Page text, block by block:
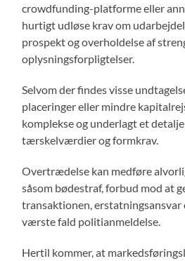
crowdfunding-platforme eller
hurtigt udløse krav om
prospekt og overholdelse af
oplysningsforpligtelser.
Selvom der findes visse
placeringer eller mindre
komplekse og underlagt et
tærskelværdier og formkrav.
Overtrædelse kan medføre
såsom bødestraf, forbud mod at
transaktionen, erstatningsansvar
værste fald politianmeldelse.
Hertil kommer, at